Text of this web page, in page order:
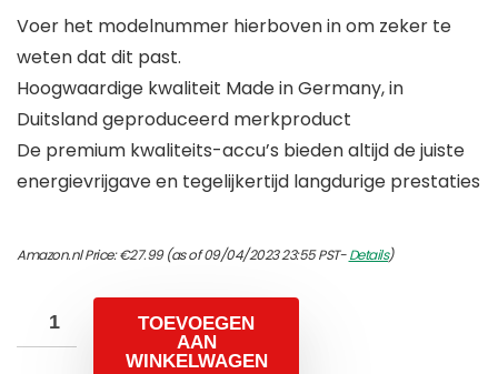
Voer het modelnummer hierboven in om zeker te
weten dat dit past.
Hoogwaardige kwaliteit Made in Germany, in
Duitsland geproduceerd merkproduct
De premium kwaliteits-accu’s bieden altijd de juiste
energievrijgave en tegelijkertijd langdurige prestaties
Amazon.nl Price:€27.99(as of 09/04/2023 23:55 PST-Details)
TOEVOEGEN
AAN
WINKELWAGEN